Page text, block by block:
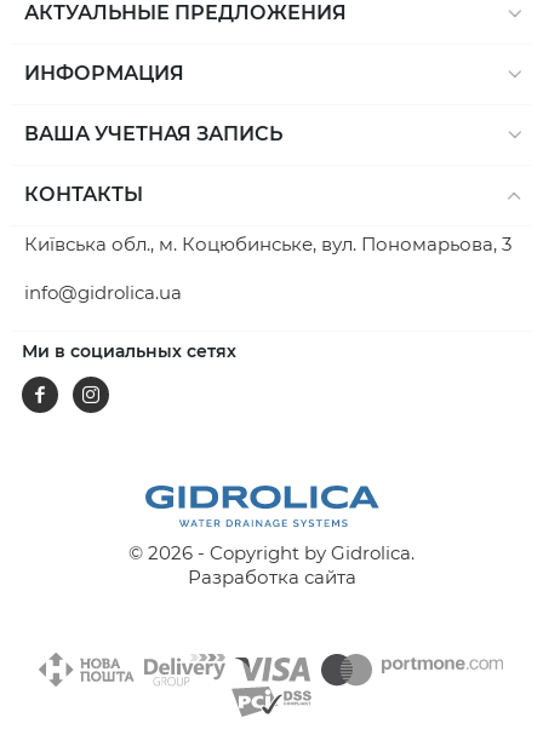
АКТУАЛЬНЫЕ ПРЕДЛОЖЕНИЯ
ИНФОРМАЦИЯ
ВАША УЧЕТНАЯ ЗАПИСЬ
КОНТАКТЫ
Київська обл., м. Коцюбинське, вул. Пономарьова, 3
info@gidrolica.ua
Ми в социальных сетях
FacebookInstagram
© 2026 - Copyright by Gidrolica.
Разработка сайта